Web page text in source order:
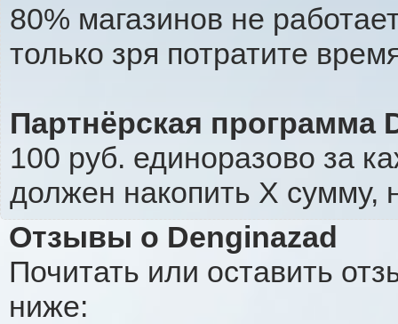
80% магазинов не
только зря потратите
Партнёрская программа
100 руб. единоразово за
должен накопить X сумму,
Отзывы о Denginazad
Почитать или оставить
ниже: